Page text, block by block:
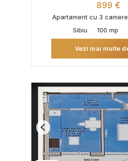
899 €
Apartament cu 3
Sibiu
100 mp
Vezi mai multe
Previous